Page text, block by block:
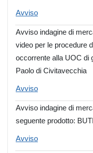
Avviso
Avviso indagine di
video per le procedure
occorrente alla UOC di
Paolo di Civitavecchia
Avviso
Avviso indagine di
seguente prodotto:
Avviso